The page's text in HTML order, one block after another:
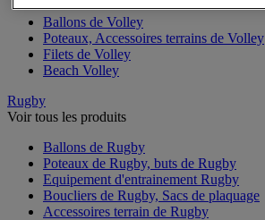
Ballons de Volley
Poteaux, Accessoires terrains de Volley
Filets de Volley
Beach Volley
Rugby
Voir tous les produits
Ballons de Rugby
Poteaux de Rugby, buts de Rugby
Equipement d'entrainement Rugby
Boucliers de Rugby, Sacs de plaquage
Accessoires terrain de Rugby